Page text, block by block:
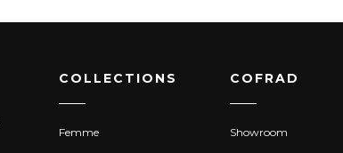
COLLECTIONS
Femme
COFRAD
Showroom